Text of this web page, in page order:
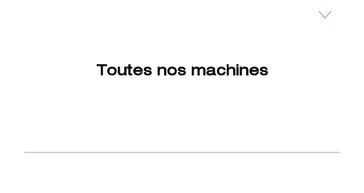
Toutes nos machines